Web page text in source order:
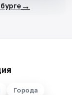
→
Города